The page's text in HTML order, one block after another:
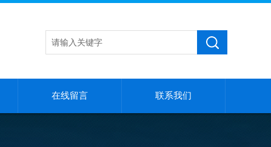
在线留言 联系我们